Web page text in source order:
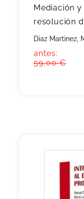
Mediación
resolución
Diaz Martinez,
antes:
59,00 €